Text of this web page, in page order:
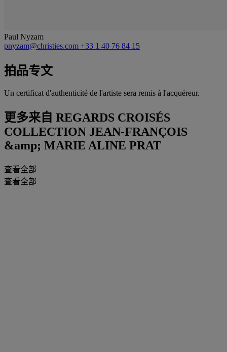
Paul Nyzam
pnyzam@christies.com +33 1 40 76 84 15
拍品专文
Un certificat d'authenticité de l'artiste sera remis à l'acquéreur.
更多来自 REGARDS CROISÉS
COLLECTION JEAN-FRANÇOIS
&amp; MARIE ALINE PRAT
查看全部
查看全部